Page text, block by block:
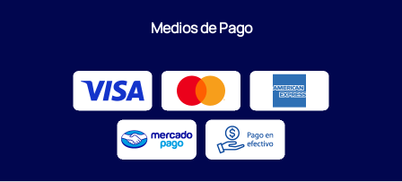
Medios de Pago